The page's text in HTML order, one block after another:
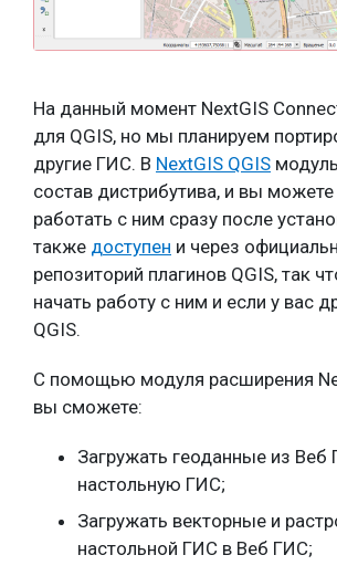
На данный момент NextGIS
для QGIS, но мы планируем
другие ГИС. В NextGIS QGIS
состав дистрибутива, и вы можете
работать с ним сразу после
также доступен и через
репозиторий плагинов QGIS, так
начать работу с ним и если у вас
QGIS.
С помощью модуля расширения
вы сможете:
Загружать геоданные из Веб
настольную ГИС;
Загружать векторные и
настольной ГИС в Веб ГИС;